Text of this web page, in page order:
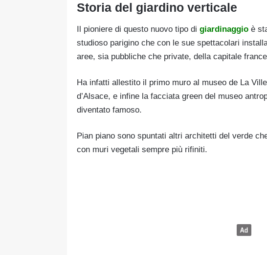
Storia del giardino verticale
Il pioniere di questo nuovo tipo di giardinaggio è
studioso parigino che con le sue spettacolari
aree, sia pubbliche che private, della capitale
Ha infatti allestito il primo muro al museo de La
d’Alsace, e infine la facciata green del museo
diventato famoso.
Pian piano sono spuntati altri architetti del verde
con muri vegetali sempre più rifiniti.